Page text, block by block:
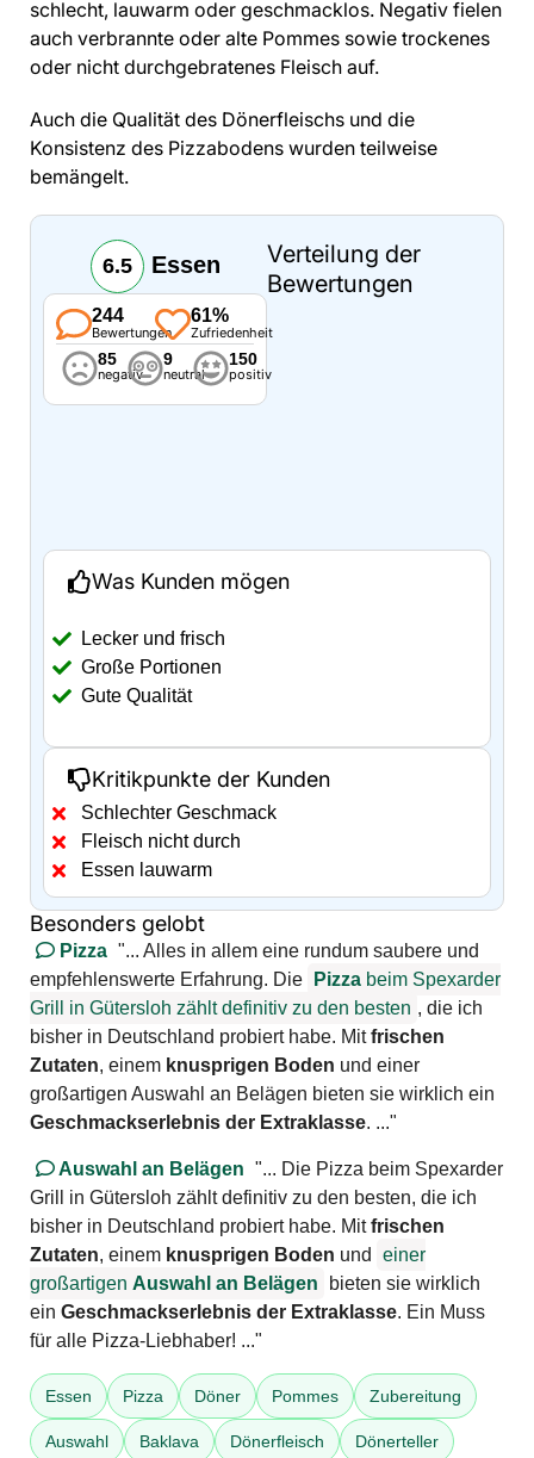
schlecht, lauwarm oder geschmacklos. Negativ fielen
auch verbrannte oder alte Pommes sowie trockenes
oder nicht durchgebratenes Fleisch auf.
Auch die Qualität des Dönerfleischs und die
Konsistenz des Pizzabodens wurden teilweise
bemängelt.
6.5 Essen
244
Bewertungen
61%
Zufriedenheit
85
negativ
9
neutral
150
positiv
Verteilung der
Bewertungen
Was Kunden mögen
Lecker und frisch
Große Portionen
Gute Qualität
Kritikpunkte der Kunden
Schlechter Geschmack
Fleisch nicht durch
Essen lauwarm
Besonders gelobt
Pizza "... Alles in allem eine rundum saubere und
empfehlenswerte Erfahrung. Die
Pizza beim Spexarder
Grill in Gütersloh zählt definitiv zu den besten , die ich
bisher in Deutschland probiert habe. Mitfrischen
Zutaten, einem knusprigen Boden und einer
großartigen Auswahl an Belägen bieten sie wirklich ein
Geschmackserlebnis der Extraklasse. ..."
Auswahl an Belägen "... Die Pizza beim Spexarder
Grill in Gütersloh zählt definitiv zu den besten, die ich
bisher in Deutschland probiert habe. Mitfrischen
Zutaten, einem knusprigen Boden und
einer
großartigen Auswahl an Belägen
bieten sie wirklich
ein Geschmackserlebnis der Extraklasse. Ein Muss
für alle Pizza-Liebhaber! ..."
Essen Pizza Döner Pommes Zubereitung
Auswahl Baklava Dönerfleisch Dönerteller